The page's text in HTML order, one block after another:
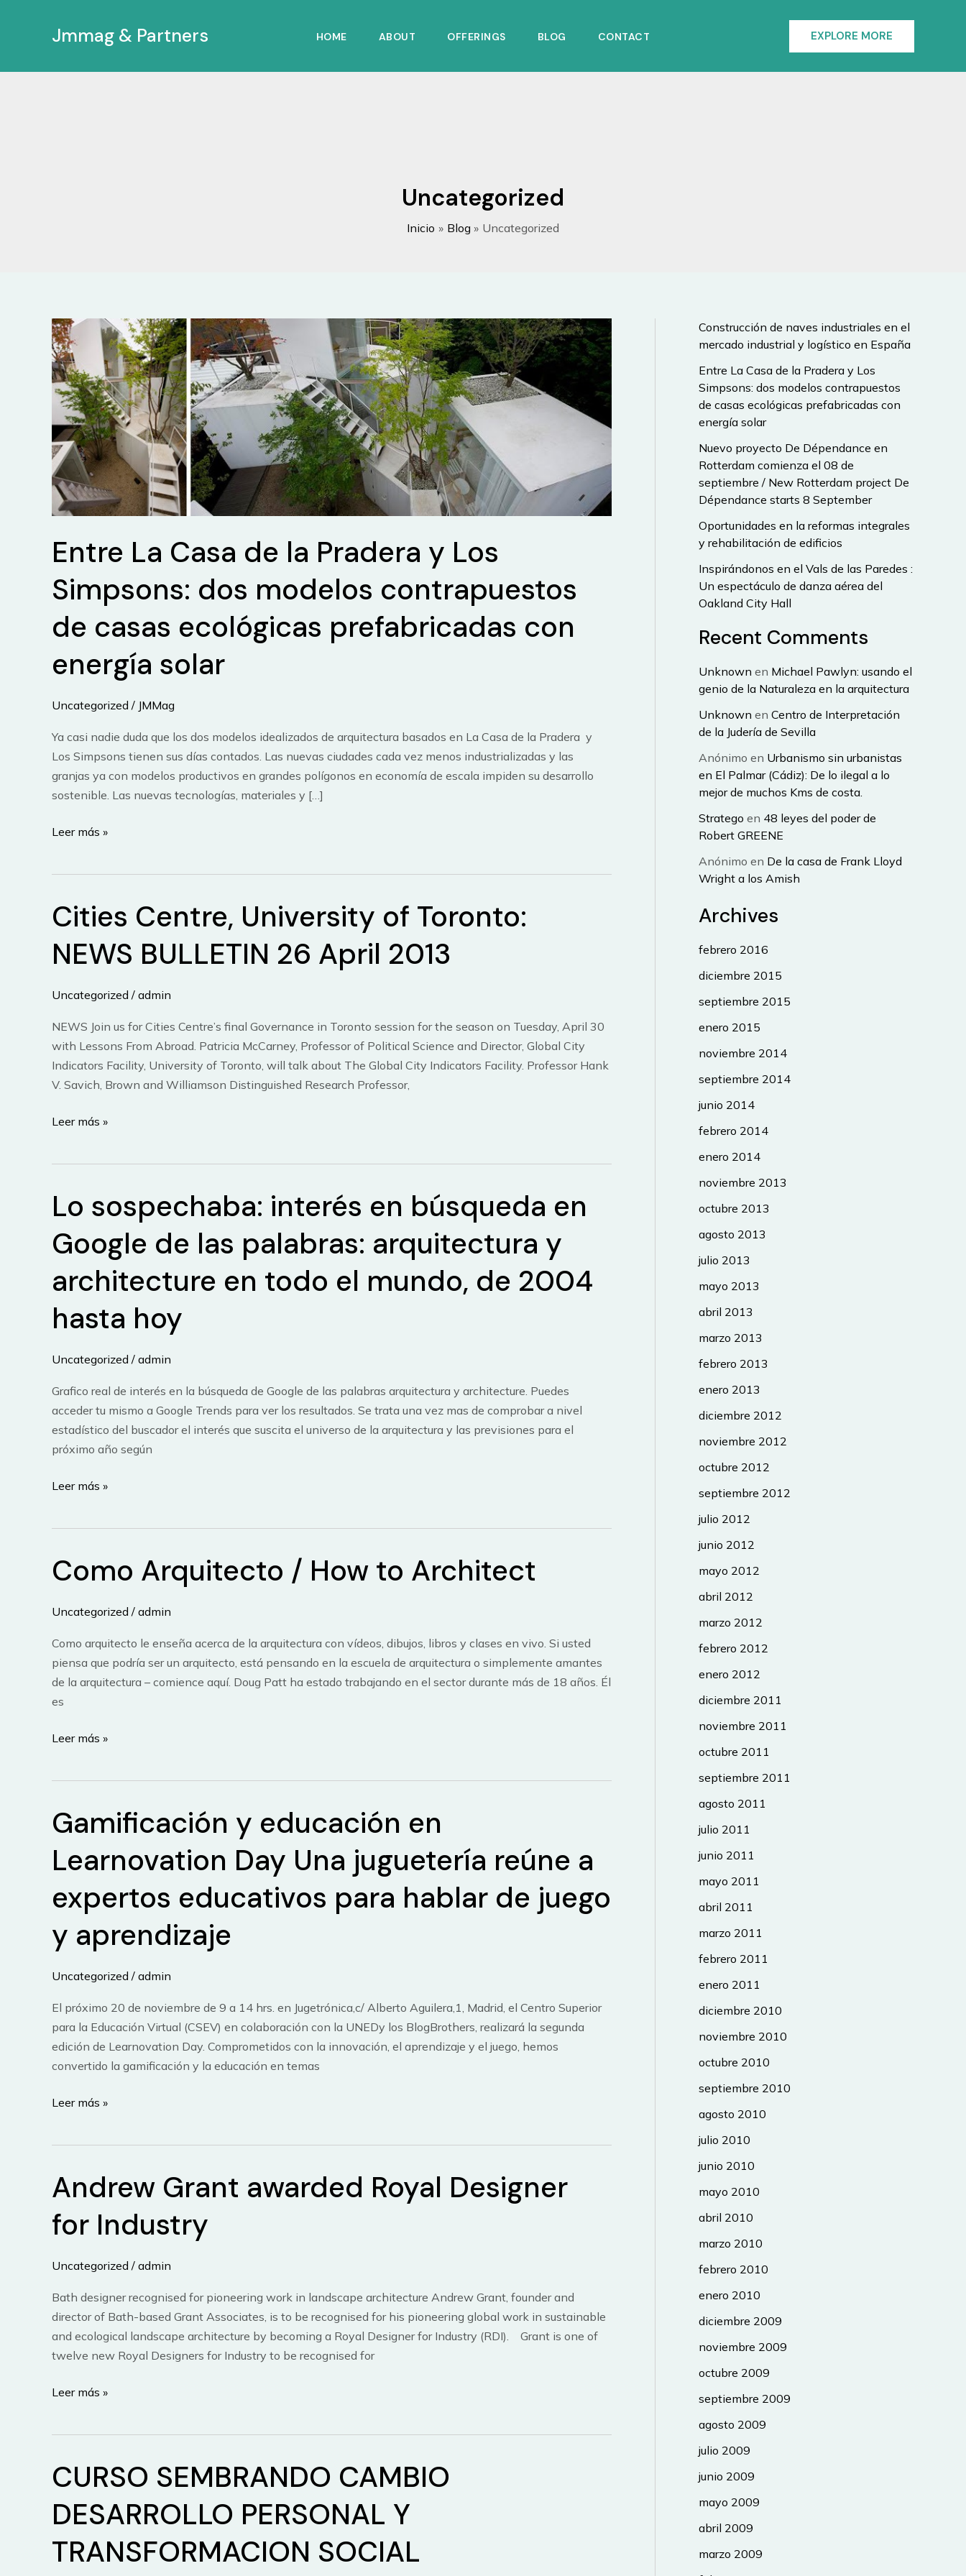
Jmmag & Partners HOME ABOUT OFFERINGS BLOG CONTACT EXPLORE MORE
Uncategorized
Inicio Blog Uncategorized
Entre La Casa de la Pradera y Los
Simpsons: dos modelos contrapuestos
de casas ecológicas prefabricadas con
energía solar
Uncategorized / JMMag
Ya casi nadie duda que los dos modelos idealizados de arquitectura basados en La Casa de la Pradera y
Los Simpsons tienen sus días contados. Las nuevas ciudades cada vez menos industrializadas y las
granjas ya con modelos productivos en grandes polígonos en economía de escala impiden su desarrollo
sostenible. Las nuevas tecnologías, materiales y […]
Entre
la
Pradera
y
Los
modelos
contrapuestos
de
casas
prefabricadas
energía
Leer más »
Cities Centre, University of Toronto:
NEWS BULLETIN 26 April 2013
Uncategorized / admin
NEWS Join us for Cities Centre’s final Governance in Toronto session for the season on Tuesday, April 30
with Lessons From Abroad. Patricia McCarney, Professor of Political Science and Director, Global City
Indicators Facility, University of Toronto, will talk about The Global City Indicators Facility. Professor Hank
V. Savich, Brown and Williamson Distinguished Research Professor,
Cities
Toronto:
NEWS
BULLETIN
26
April
2013
Leer más »
Lo sospechaba: interés en búsqueda en
Google de las palabras: arquitectura y
architecture en todo el mundo, de 2004
hasta hoy
Uncategorized / admin
Grafico real de interés en la búsqueda de Google de las palabras arquitectura y architecture. Puedes
acceder tu mismo a Google Trends para ver los resultados. Se trata una vez mas de comprobar a nivel
estadístico del buscador el interés que suscita el universo de la arquitectura y las previsiones para el
próximo año según
Lo
búsqueda
en
de
las
palabras:
arquitectura
y
en
de
2004
hasta
hoy
Leer más »
Como Arquitecto / How to Architect
Uncategorized / admin
Como arquitecto le enseña acerca de la arquitectura con vídeos, dibujos, libros y clases en vivo. Si usted
piensa que podría ser un arquitecto, está pensando en la escuela de arquitectura o simplemente amantes
de la arquitectura – comience aquí. Doug Patt ha estado trabajando en el sector durante más de 18 años. Él
es
Como
to
Architect
Leer más »
Gamificación y educación en
Learnovation Day Una juguetería reúne a
expertos educativos para hablar de juego
y aprendizaje
Uncategorized / admin
El próximo 20 de noviembre de 9 a 14 hrs. en Jugetrónica,c/ Alberto Aguilera,1, Madrid, el Centro Superior
para la Educación Virtual (CSEV) en colaboración con la UNEDy los BlogBrothers, realizará la segunda
edición de Learnovation Day. Comprometidos con la innovación, el aprendizaje y el juego, hemos
convertido la gamificación y la educación en temas
Gamificación
Learnovation
Day
Una
juguetería
expertos
educativos
para
hablar
juego
aprendizaje
Leer más »
Andrew Grant awarded Royal Designer
for Industry
Uncategorized / admin
Bath designer recognised for pioneering work in landscape architecture Andrew Grant, founder and
director of Bath-based Grant Associates, is to be recognised for his pioneering global work in sustainable
and ecological landscape architecture by becoming a Royal Designer for Industry (RDI). Grant is one of
twelve new Royal Designers for Industry to be recognised for
Andrew
Designer
for
Industry
Leer más »
CURSO SEMBRANDO CAMBIO
DESARROLLO PERSONAL Y
TRANSFORMACION SOCIAL
Construcción de naves industriales en el
mercado industrial y logístico en España
Entre La Casa de la Pradera y Los
Simpsons: dos modelos contrapuestos
de casas ecológicas prefabricadas con
energía solar
Nuevo proyecto De Dépendance en
Rotterdam comienza el 08 de
septiembre / New Rotterdam project De
Dépendance starts 8 September
Oportunidades en la reformas integrales
y rehabilitación de edificios
Inspirándonos en el Vals de las Paredes :
Un espectáculo de danza aérea del
Oakland City Hall
Recent Comments
Unknown en Michael Pawlyn: usando el
genio de la Naturaleza en la arquitectura
Unknown en Centro de Interpretación
de la Judería de Sevilla
Anónimo en Urbanismo sin urbanistas
en El Palmar (Cádiz): De lo ilegal a lo
mejor de muchos Kms de costa.
Stratego en 48 leyes del poder de
Robert GREENE
Anónimo en De la casa de Frank Lloyd
Wright a los Amish
Archives
febrero 2016
diciembre 2015
septiembre 2015
enero 2015
noviembre 2014
septiembre 2014
junio 2014
febrero 2014
enero 2014
noviembre 2013
octubre 2013
agosto 2013
julio 2013
mayo 2013
abril 2013
marzo 2013
febrero 2013
enero 2013
diciembre 2012
noviembre 2012
octubre 2012
septiembre 2012
julio 2012
junio 2012
mayo 2012
abril 2012
marzo 2012
febrero 2012
enero 2012
diciembre 2011
noviembre 2011
octubre 2011
septiembre 2011
agosto 2011
julio 2011
junio 2011
mayo 2011
abril 2011
marzo 2011
febrero 2011
enero 2011
diciembre 2010
noviembre 2010
octubre 2010
septiembre 2010
agosto 2010
julio 2010
junio 2010
mayo 2010
abril 2010
marzo 2010
febrero 2010
enero 2010
diciembre 2009
noviembre 2009
octubre 2009
septiembre 2009
agosto 2009
julio 2009
junio 2009
mayo 2009
abril 2009
marzo 2009